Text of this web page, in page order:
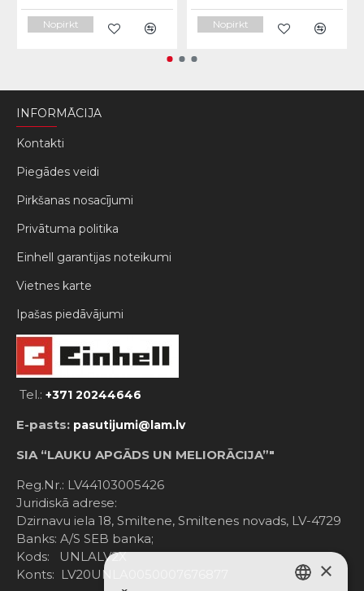
Nopirkt Nopirkt
INFORMĀCIJA
Kontakti
Piegādes veidi
Pirkšanas nosacījumi
Privātuma politika
Einhell garantijas noteikumi
Vietnes karte
Ipašas piedāvājumi
Tel.: +371 20244646
E-pasts: pasutijumi@lam.lv
SIA “LAUKU APGĀDS UN MELIORĀCIJA”"
Reg.Nr.: LV44103005426
Juridiskā adrese:
Dzirnavu iela 18, Smiltene, Smiltenes novads, LV-4729
Banks: A/S SEB banka;
Kods: UNLALV2X
Konts: LV20UNLA0050007676877
×